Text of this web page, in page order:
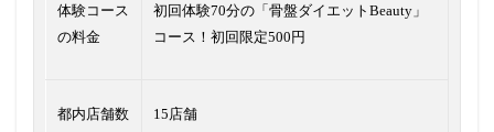
体験コース
の料金
初回体験70分の「骨盤ダイエットBeauty」
コース！初回限定500円
都内店舗数 15店舗